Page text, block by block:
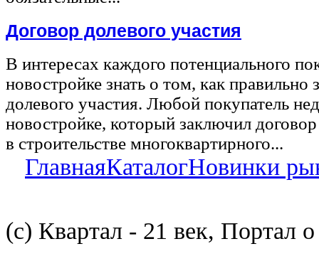
Договор долевого участия
В интересах каждого потенциального
новостройке знать о том, как правильно
долевого участия. Любой покупатель
новостройке, который заключил
в строительстве многоквартирного...
ГлавнаяКаталогНовинки
(с) Квартал - 21 век, Портал